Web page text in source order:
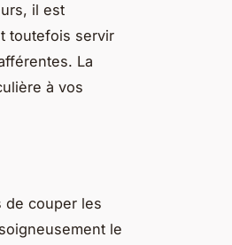
il est
toutefois servir
La
à vos
de couper les
le